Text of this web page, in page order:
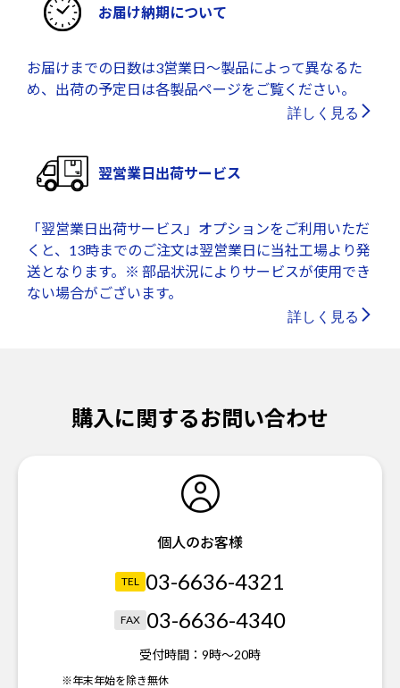
お届け納期について
お届けまでの日数は3営業日～製品によって異なるた
め、出荷の予定日は各製品ページをご覧ください。
詳しく見る
翌営業日出荷サービス
「翌営業日出荷サービス」オプションをご利用いただ
くと、13時までのご注文は翌営業日に当社工場より発
送となります。※ 部品状況によりサービスが使用でき
ない場合がございます。
詳しく見る
購入に関するお問い合わせ
個人のお客様
TEL 03-6636-4321
FAX 03-6636-4340
受付時間： 9時～20時
※年末年始を除き無休